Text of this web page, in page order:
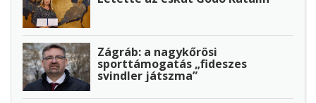
Zágráb: a nagykőrösi
sporttámogatás „fideszes
svindler játszma”